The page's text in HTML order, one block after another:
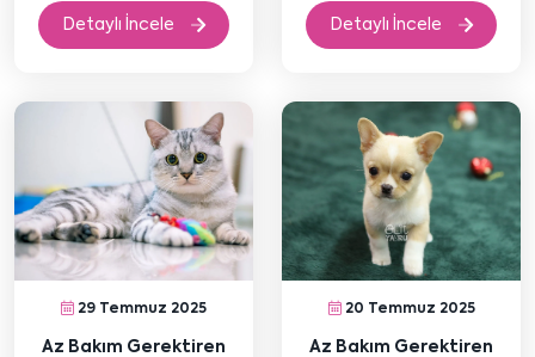
Detaylı İncele Detaylı İncele
29 Temmuz 2025
Az Bakım Gerektiren
20 Temmuz 2025
Az Bakım Gerektiren